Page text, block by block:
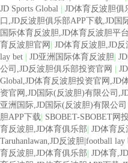
JD Sports Global
JD体育反波胆俱
口,JD反波胆俱乐部APP下载,JD国
国际体育反波胆,JD体育反波胆平台
育反波胆官网
JD体育反波胆,JD
lay bet
JD亚洲国际体育反波胆
公司,JD反波胆俱乐部投资官网
Global,JD体育反波胆投资官网,JD
资官网,JD国际(反波胆)有限公司
亚洲国际,JD国际(反波胆)有限公司
胆APP下载 SBOBET-SBOBET网
育反波胆,JD体育俱乐部 JD体育反
Taruhanlawan,JD反波胆|football lay
育反波胆,JD体育俱乐部 JD体育